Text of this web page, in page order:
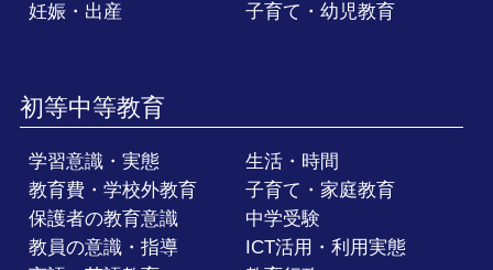
妊娠・出産
子育て・幼児教育
初等中等教育
学習意識・実態
生活・時間
教育費・学校外教育
子育て・家庭教育
保護者の教育意識
中学受験
教員の意識・指導
ICT活用・利用実態